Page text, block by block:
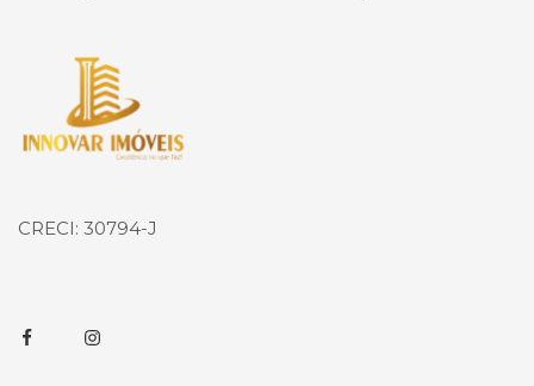
Página inicial
CRECI: 30794-J
FacebookInstagram